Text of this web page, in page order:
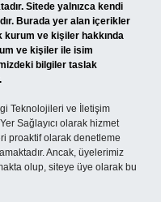
Sitede yalnızca kendi
Burada yer alan içerikler
kurum ve kişiler hakkında
ve kişiler ile isim
bilgiler taslak
Teknolojileri ve İletişim
Sağlayıcı olarak hizmet
proaktif olarak denetleme
Ancak, üyelerimiz
olup, siteye üye olarak bu